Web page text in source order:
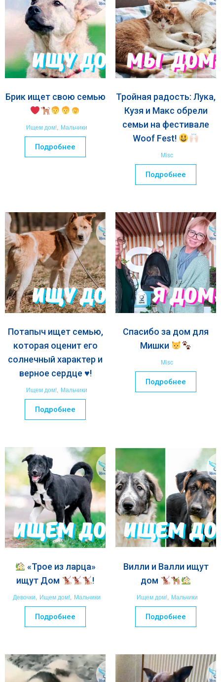
Брик ищет свою семью
Ищем дом!, Мальчики
Подробнее
Тройная радость: Лука,
Кузя и Макс обрели
семьи на фестивале
Woof Fest!
Misc
Подробнее
Потапыч ищет семью,
которая оценит его
солнечный характер и
верное сердце ♥️!
Ищем дом!, Мальчики
Подробнее
Спасибо за дом для
Мишки
Misc
Подробнее
«Трое из ларца»
ищут Дом
!
Девочки, Ищем дом!, Мальчики
Подробнее
Вилли и Валли ищут
дом
Ищем дом!, Мальчики
Подробнее